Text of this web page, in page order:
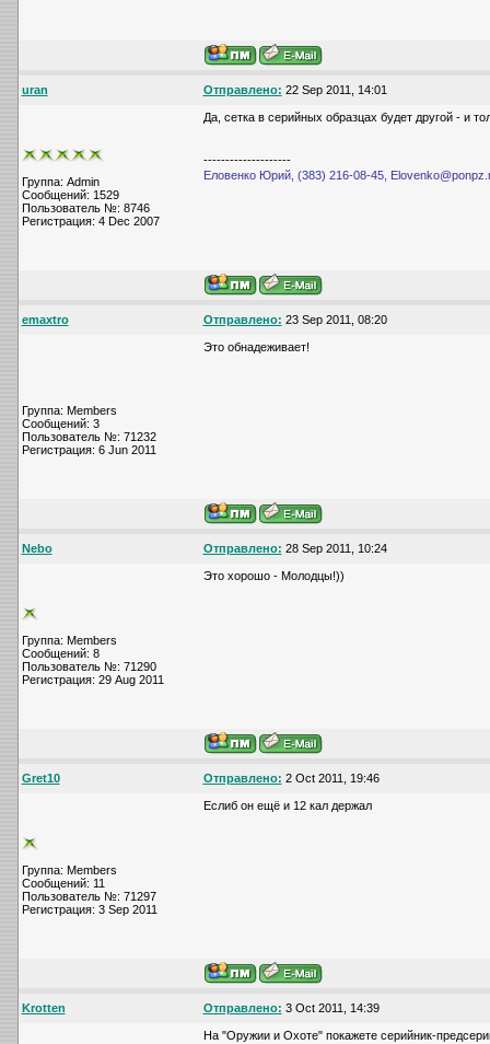
uran Отправлено: 22 Sep 2011, 14:01
Группа: Admin
Сообщений: 1529
Пользователь №: 8746
Регистрация: 4 Dec 2007
Да, сетка в серийных образцах будет другой - и
--------------------
Еловенко Юрий, (383) 216-08-45,
emaxtro Отправлено: 23 Sep 2011, 08:20
Группа: Members
Сообщений: 3
Пользователь №: 71232
Регистрация: 6 Jun 2011
Это обнадеживает!
Nebo Отправлено: 28 Sep 2011, 10:24
Группа: Members
Сообщений: 8
Пользователь №: 71290
Регистрация: 29 Aug 2011
Это хорошо - Молодцы!))
Gret10 Отправлено: 2 Oct 2011, 19:46
Группа: Members
Сообщений: 11
Пользователь №: 71297
Регистрация: 3 Sep 2011
Еслиб он ещё и 12 кал держал
Krotten Отправлено: 3 Oct 2011, 14:39
На "Оружии и Охоте" покажете серийник-